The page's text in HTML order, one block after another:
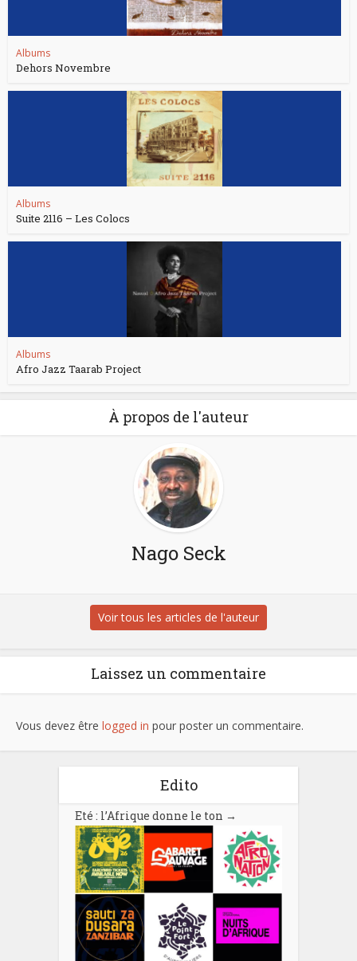
Albums
Dehors Novembre
Albums
Suite 2116 – Les Colocs
Albums
Afro Jazz Taarab Project
À propos de l'auteur
Nago Seck
Voir tous les articles de l'auteur
Laissez un commentaire
Vous devez être logged in pour poster un commentaire.
Edito
Eté : l’Afrique donne le ton →